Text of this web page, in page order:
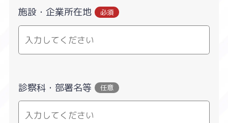
施設・企業所在地 必須
診察科・部署名等 任意